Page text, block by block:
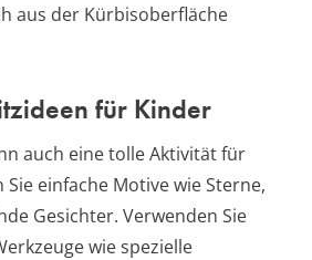
aus der Kürbisoberfläche
für Kinder
auch eine tolle Aktivität für
Sie einfache Motive wie Sterne,
Gesichter. Verwenden Sie
wie spezielle